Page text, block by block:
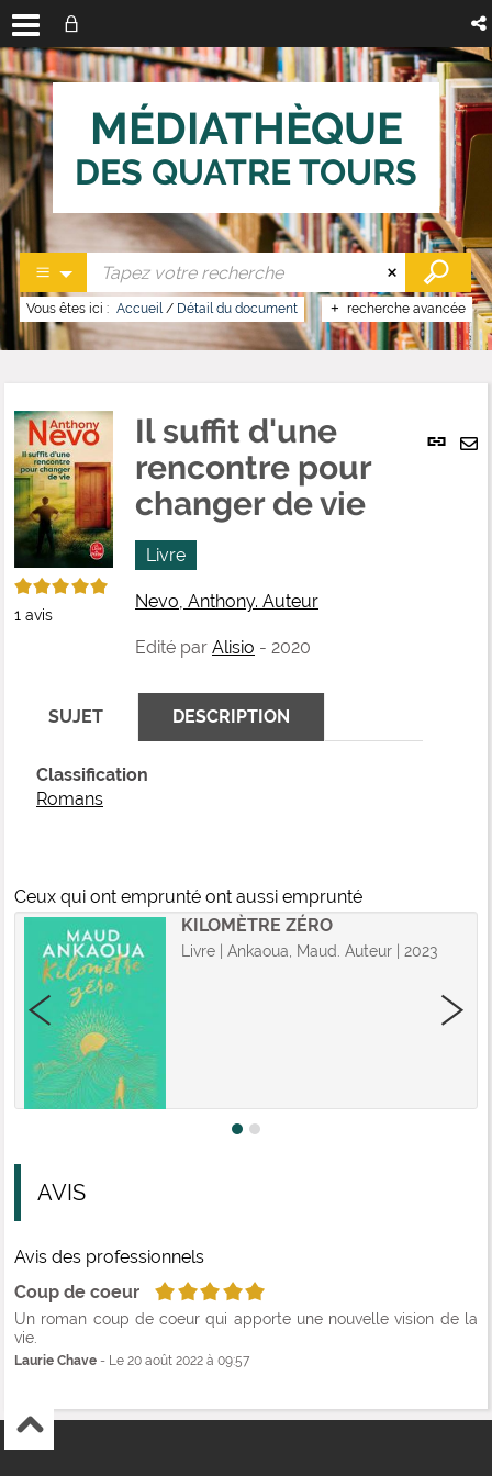
MÉDIATHÈQUE
DES QUATRE TOURS
recherche avancée
Vous êtes ici : Accueil / Détail du document
Lien
5/5
1 avis
Il suffit d'une
rencontre pour
changer de vie
Livre
Nevo, Anthony. Auteur
Edité par Alisio - 2020
SUJET DESCRIPTION
Classification
Romans
Ceux qui ont emprunté ont aussi emprunté
KILOMÈTRE ZÉRO
Livre | Ankaoua, Maud. Auteur | 2023
AVIS
Avis des professionnels
Coup de coeur
5/5
Un roman coup de coeur qui apporte une nouvelle vision de la
vie.
Laurie Chave - Le 20 août 2022 à 09:57